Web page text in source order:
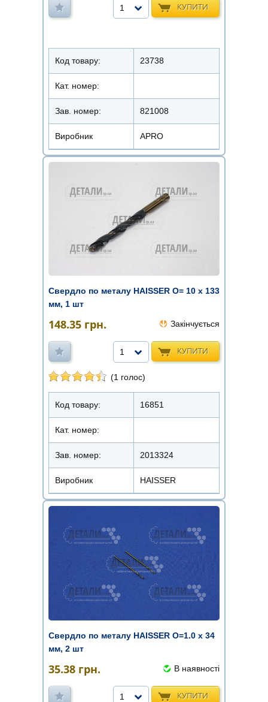
КУПИТИ
1
Код товару: 23738
Кат. номер:
Зав. номер: 821008
Виробник APRO
Свердло по металу HAISSER O= 10 х 133
мм, 1 шт
148.35 грн. Закінчується
КУПИТИ
1
(1 голос)
Код товару: 16851
Кат. номер:
Зав. номер: 2013324
Виробник HAISSER
Свердло по металу HAISSER O=1.0 х 34
мм, 2 шт
35.38 грн. В наявності
КУПИТИ
1